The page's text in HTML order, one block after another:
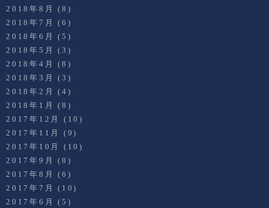
2018年8月
(8)
2018年7月
(6)
2018年6月
(5)
2018年5月
(3)
2018年4月
(8)
2018年3月
(3)
2018年2月
(4)
2018年1月
(8)
2017年12月
(10)
2017年11月
(9)
2017年10月
(10)
2017年9月
(8)
2017年8月
(6)
2017年7月
(10)
2017年6月
(5)